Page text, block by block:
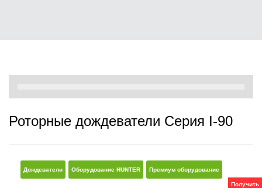
Получить
Роторные дождеватели Серия I-90
Дождеватели Оборудование HUNTER Премиум оборудование